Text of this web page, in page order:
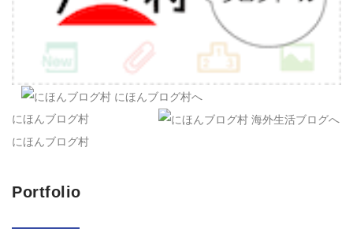
にほんブログ村
にほんブログ村
Portfolio